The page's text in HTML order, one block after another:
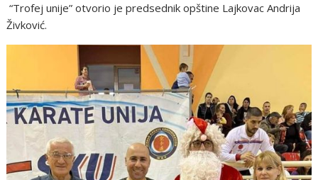
“Trofej unije” otvorio je predsednik opštine Lajkovac Andrija
Živković.